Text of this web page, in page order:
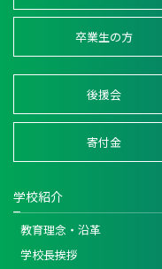
卒業生の方
後援会
寄付金
学校紹介
教育理念・沿革
学校長挨拶